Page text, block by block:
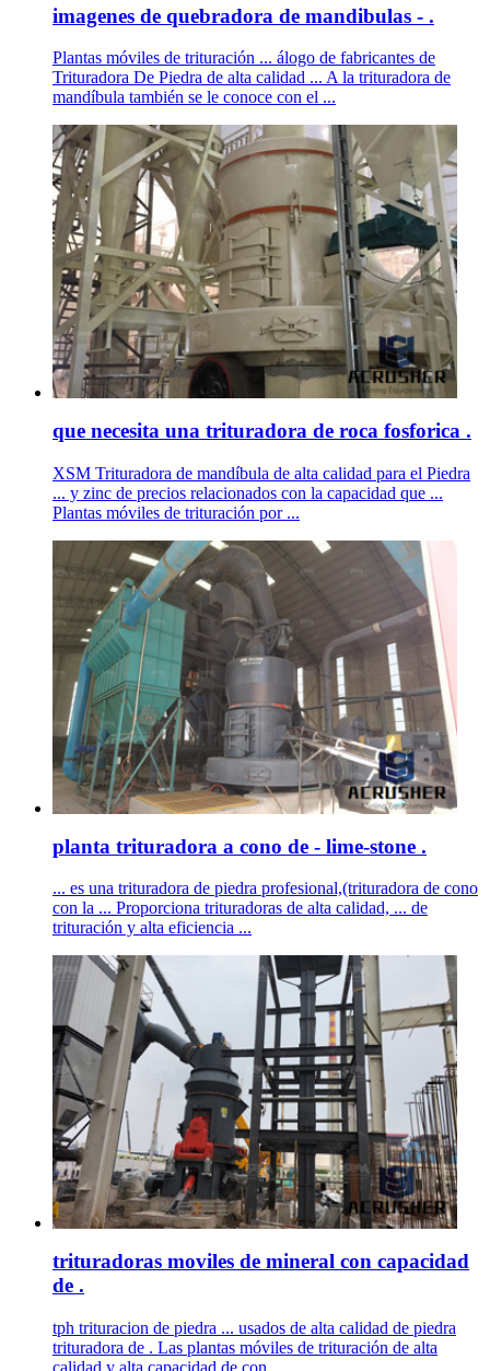
imagenes de quebradora de mandibulas - .
Plantas móviles de trituración ... álogo de fabricantes de
Trituradora De Piedra de alta calidad ... A la trituradora de
mandíbula también se le conoce con el ...
que necesita una trituradora de roca fosforica .
XSM Trituradora de mandíbula de alta calidad para el Piedra
... y zinc de precios relacionados con la capacidad que ...
Plantas móviles de trituración por ...
planta trituradora a cono de - lime-stone .
... es una trituradora de piedra profesional,(trituradora de cono
con la ... Proporciona trituradoras de alta calidad, ... de
trituración y alta eficiencia ...
trituradoras moviles de mineral con capacidad
de .
tph trituracion de piedra ... usados de alta calidad de piedra
trituradora de . Las plantas móviles de trituración de alta
calidad y alta capacidad de con ...